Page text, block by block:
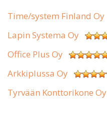
Time/system Finland Oy
Lapin Systema Oy
Office Plus Oy
Arkkiplussa Oy
Tyrvään Konttorikone Oy